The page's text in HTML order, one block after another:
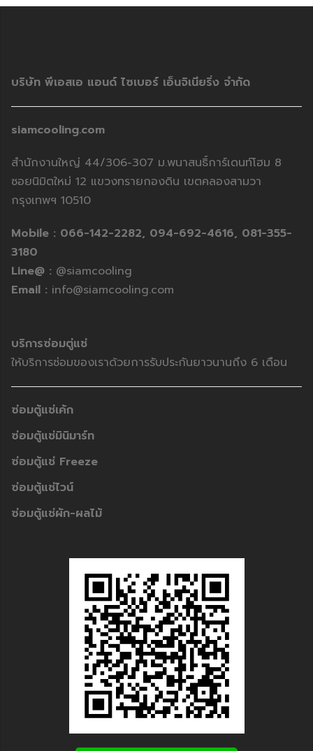
บริษัท พีเอสเอ แอนด์ ไซเบอร์ เอ็นจิเนียริ่ง จำกัด
siamcooling.com
สำนักงานใหญ่ 44/306-307 ม.พนาสนธิ์การ์เดนท์โฮม 8
ซอยนิมิตใหม่ 12 แขวงทรายกองดิน เขตคลองสามวา
กรุงเทพฯ 10510
Mobile : 066-142-2282, 094-692-4616, 081-355-
3180
Line@ : @siamcooling
Email : info@siamcooling.com
บริการซ่อมตู่แช่
ให้บริการซ่อมของเราด้วยการรับประกันยาวนานถึง 6 เดือน
ซ่อมตู้แช่เค้ก
ซ่อมตู้แช่มินิมาร์ท
ซ่อมตู้แช่ Freeze
ซ่อมตู้แช่ไวน์
ซ่อมตู้แช่ผัก-ผลไม้